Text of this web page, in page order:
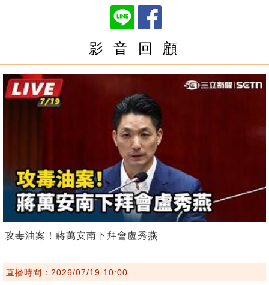
影 音 回 顧
攻毒油案！蔣萬安南下拜會盧秀燕
直播時間：2026/07/19 10:00